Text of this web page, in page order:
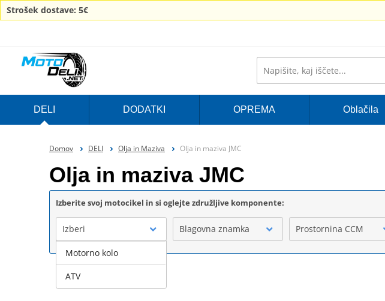
Strošek dostave: 5€
DELI DODATKI OPREMA Oblačila
Domov DELI Olja in Maziva Olja in maziva JMC
Olja in maziva JMC
Izberite svoj motocikel in si oglejte združljive komponente:
Izberi Blagovna znamka Prostornina CCM
Motorno kolo
ATV